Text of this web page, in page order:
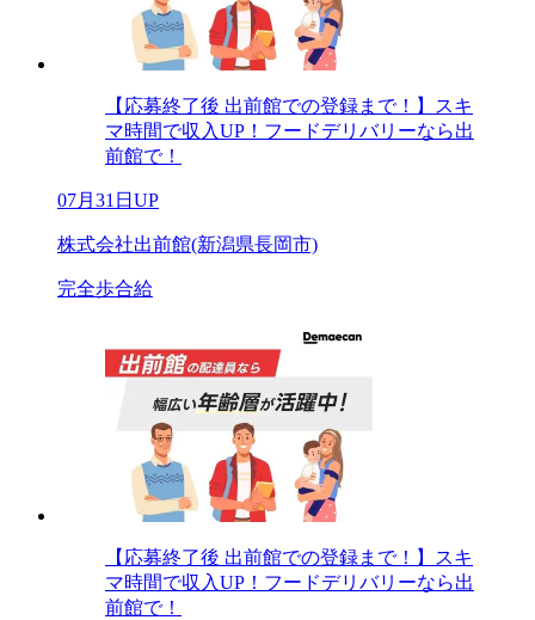
【応募終了後 出前館での登録まで！】スキ
マ時間で収入UP！フードデリバリーなら出
前館で！
07月31日UP
株式会社出前館(新潟県長岡市)
完全歩合給
【応募終了後 出前館での登録まで！】スキ
マ時間で収入UP！フードデリバリーなら出
前館で！